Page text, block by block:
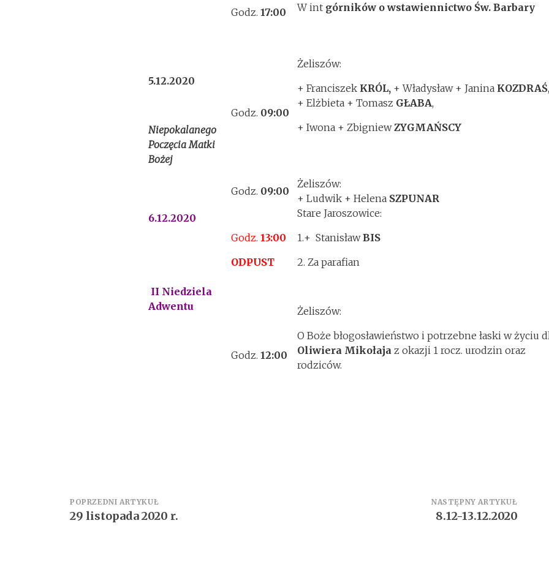
Godz.17:00
W int górników o wstawiennictwo Św. Barbary
5.12.2020
Niepokalanego
Poczęcia Matki
Bożej
Godz. 09:00
Żeliszów:
+ Franciszek KRÓL, + Władysław + Janina KOZDRAŚ
+ Elżbieta + Tomasz GŁABA,
+ Iwona + ZbigniewZYGMAŃSCY
6.12.2020
II Niedziela
Adwentu
Godz. 09:00
Żeliszów:
+ Ludwik + Helena SZPUNAR
Godz.13:00
ODPUST
Stare Jaroszowice:
1.+ StanisławBIS
2. Za parafian
Godz.12:00
Żeliszów:
O Boże błogosławieństwo i potrzebne łaski w życiu
Oliwiera Mikołaja z okazji 1 rocz. urodzin oraz
rodziców.
Zobacz
POPRZEDNI ARTYKUŁ
29 listopada 2020 r.
NASTĘPNY ARTYKUŁ
8.12-13.12.2020